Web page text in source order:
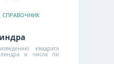
СПРАВОЧНИК
квадрата
и числа пи